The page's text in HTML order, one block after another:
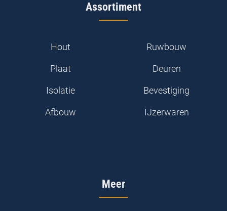
Assortiment
Hout
Plaat
Isolatie
Afbouw
Ruwbouw
Deuren
Bevestiging
IJzerwaren
Meer